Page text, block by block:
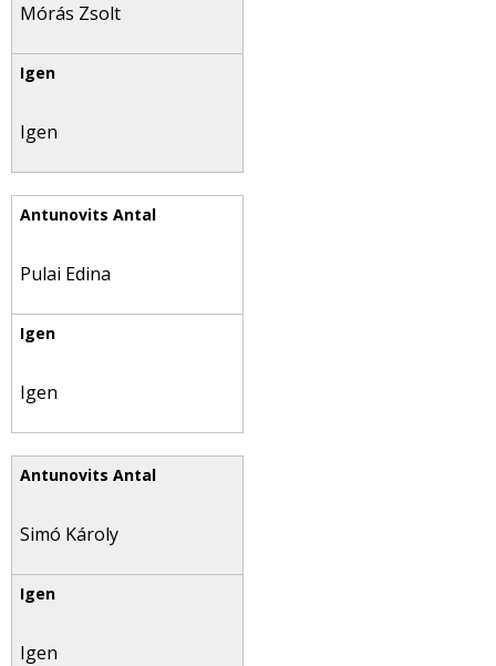
Mórás Zsolt
Igen
Pulai Edina
Igen
Simó Károly
Igen